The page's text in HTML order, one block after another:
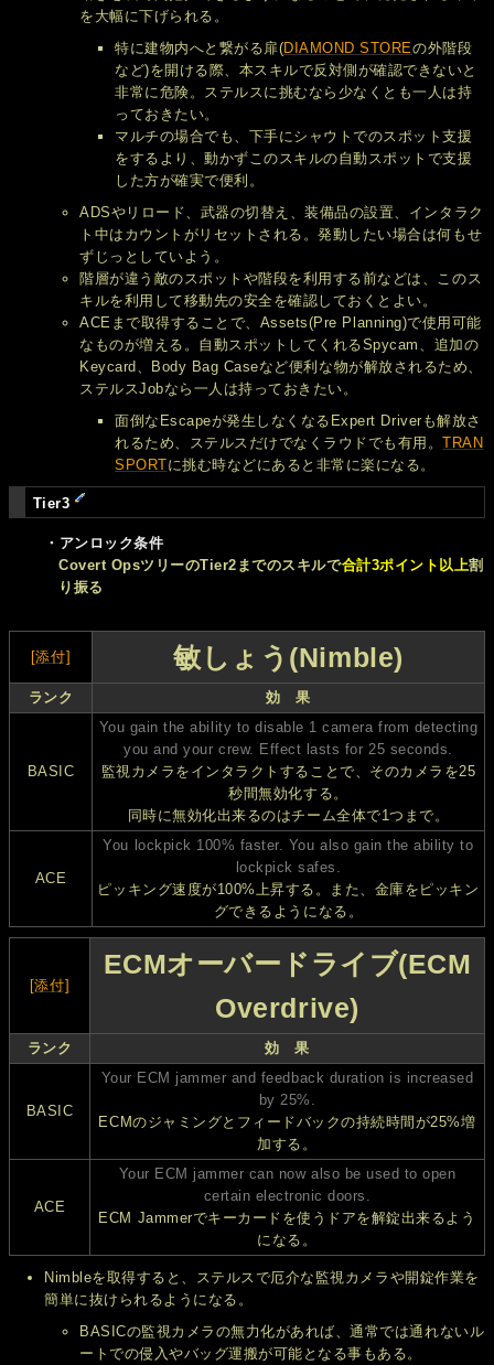
を大幅に下げられる。
特に建物内へと繋がる扉(DIAMOND STOREの外階段
など)を開ける際、本スキルで反対側が確認できないと
非常に危険。ステルスに挑むなら少なくとも一人は持
っておきたい。
マルチの場合でも、下手にシャウトでのスポット支援
をするより、動かずこのスキルの自動スポットで支援
した方が確実で便利。
ADSやリロード、武器の切替え、装備品の設置、インタラク
ト中はカウントがリセットされる。発動したい場合は何もせ
ずじっとしていよう。
階層が違う敵のスポットや階段を利用する前などは、このス
キルを利用して移動先の安全を確認しておくとよい。
ACEまで取得することで、Assets(Pre Planning)で使用可能
なものが増える。自動スポットしてくれるSpycam、追加の
Keycard、Body Bag Caseなど便利な物が解放されるため、
ステルスJobなら一人は持っておきたい。
面倒なEscapeが発生しなくなるExpert Driverも解放さ
れるため、ステルスだけでなくラウドでも有用。TRAN
SPORTに挑む時などにあると非常に楽になる。
Tier3
・アンロック条件
Covert OpsツリーのTier2までのスキルで合計3ポイント以上割
り振る
[添付] 敏しょう(Nimble)
ランク 効 果
BASIC
You gain the ability to disable 1 camera from detecting
you and your crew. Effect lasts for 25 seconds.
監視カメラをインタラクトすることで、そのカメラを25
秒間無効化する。
同時に無効化出来るのはチーム全体で1つまで。
ACE
You lockpick 100% faster. You also gain the ability to
lockpick safes.
ピッキング速度が100%上昇する。また、金庫をピッキン
グできるようになる。
[添付]
ECMオーバードライブ(ECM
Overdrive)
ランク 効 果
BASIC
Your ECM jammer and feedback duration is increased
by 25%.
ECMのジャミングとフィードバックの持続時間が25%増
加する。
ACE
Your ECM jammer can now also be used to open
certain electronic doors.
ECM Jammerでキーカードを使うドアを解錠出来るよう
になる。
Nimbleを取得すると、ステルスで厄介な監視カメラや開錠作業を
簡単に抜けられるようになる。
BASICの監視カメラの無力化があれば、通常では通れないル
ートでの侵入やバッグ運搬が可能となる事もある。